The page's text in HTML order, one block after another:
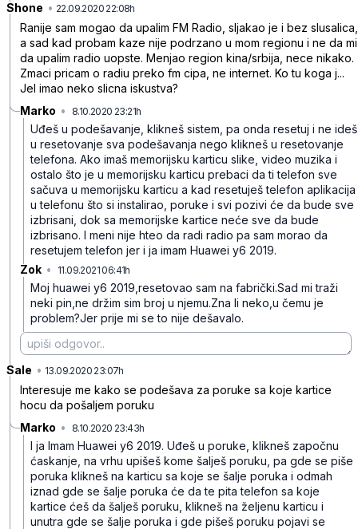
Shone • 22.09.2020 22:08h
Ranije sam mogao da upalim FM Radio, sljakao je i bez slusalica,
a sad kad probam kaze nije podrzano u mom regionu i ne da mi
da upalim radio uopste. Menjao region kina/srbija, nece nikako.
Zmaci pricam o radiu preko fm cipa, ne internet. Ko tu koga j...
Jel imao neko slicna iskustva?
Marko • 8.10.2020 23:21h
Uđeš u podešavanje, klikneš sistem, pa onda resetuj i ne ideš
u resetovanje sva podešavanja nego klikneš u resetovanje
telefona. Ako imaš memorijsku karticu slike, video muzika i
ostalo što je u memorijsku karticu prebaci da ti telefon sve
sačuva u memorijsku karticu a kad resetuješ telefon aplikacija
u telefonu što si instalirao, poruke i svi pozivi će da bude sve
izbrisani, dok sa memorijske kartice neće sve da bude
izbrisano. I meni nije hteo da radi radio pa sam morao da
resetujem telefon jer i ja imam Huawei y6 2019.
Zok • 11.09.2021 06:41h
Moj huawei y6 2019,resetovao sam na fabrički.Sad mi traži
neki pin,ne držim sim broj u njemu.Zna li neko,u čemu je
problem?Jer prije mi se to nije dešavalo.
Sale • 13.09.2020 23:07h
Interesuje me kako se podešava za poruke sa koje kartice
hocu da pošaljem poruku
Marko • 8.10.2020 23:43h
I ja Imam Huawei y6 2019. Uđeš u poruke, klikneš započnu
ćaskanje, na vrhu upišeš kome šalješ poruku, pa gde se piše
poruka klikneš na karticu sa koje se šalje poruka i odmah
iznad gde se šalje poruka će da te pita telefon sa koje
kartice ćeš da šalješ poruku, klikneš na željenu karticu i
unutra gde se šalje poruka i gde pišeš poruku pojavi se